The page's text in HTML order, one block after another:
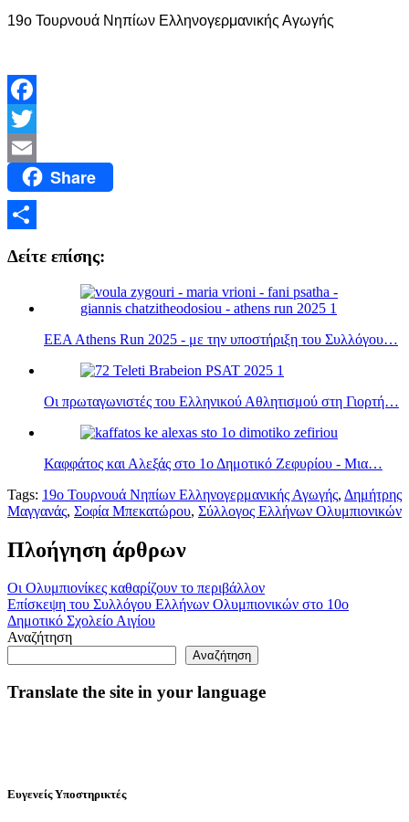
19ο Τουρνουά Νηπίων Ελληνογερμανικής Αγωγής
Facebook
Twitter
Email Share
Δείτε επίσης:
EEA Athens Run 2025 - με την υποστήριξη του Συλλόγου…
Οι πρωταγωνιστές του Ελληνικού Αθλητισμού στη Γιορτή…
Καφφάτος και Αλεξάς στο 1ο Δημοτικό Ζεφυρίου - Μια…
Tags: 19ο Τουρνουά Νηπίων Ελληνογερμανικής Αγωγής, Δημήτρης
Μαγγανάς, Σοφία Μπεκατώρου, Σύλλογος Ελλήνων Ολυμπιονικών
Πλοήγηση άρθρων
Οι Ολυμπιονίκες καθαρίζουν το περιβάλλον
Επίσκεψη του Συλλόγου Ελλήνων Ολυμπιονικών στο 10ο
Δημοτικό Σχολείο Αιγίου
Αναζήτηση
Αναζήτηση
Translate the site in your language
Ευγενείς Υποστηρικτές